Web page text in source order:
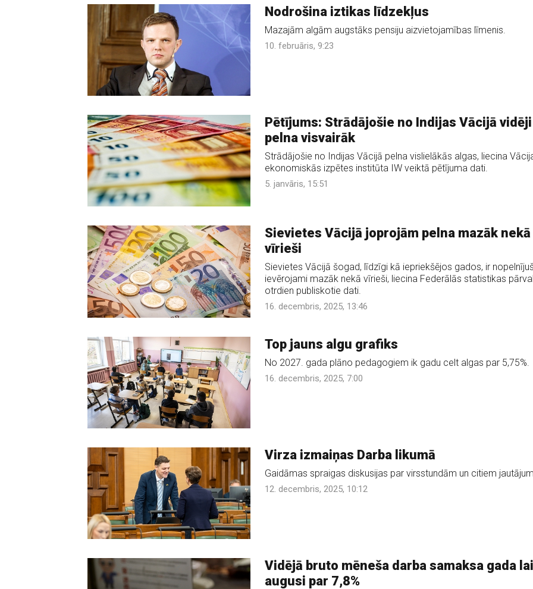
Nodrošina iztikas līdzekļus
Mazajām algām augstāks pensiju aizvietojamības līmenis.
10. februāris, 9:23
Pētījums: Strādājošie no Indijas Vācijā vidēji
pelna visvairāk
Strādājošie no Indijas Vācijā pelna vislielākās algas, liecina
ekonomiskās izpētes institūta IW veiktā pētījuma dati.
5. janvāris, 15:51
Sievietes Vācijā joprojām pelna mazāk nekā
vīrieši
Sievietes Vācijā šogad, līdzīgi kā iepriekšējos gados, ir
ievērojami mazāk nekā vīrieši, liecina Federālās statistikas
otrdien publiskotie dati.
16. decembris, 2025, 13:46
Top jauns algu grafiks
No 2027. gada plāno pedagogiem ik gadu celt algas par 5,75%.
16. decembris, 2025, 7:00
Virza izmaiņas Darba likumā
Gaidāmas spraigas diskusijas par virsstundām un citiem
12. decembris, 2025, 10:12
Vidējā bruto mēneša darba samaksa gada
augusi par 7,8%